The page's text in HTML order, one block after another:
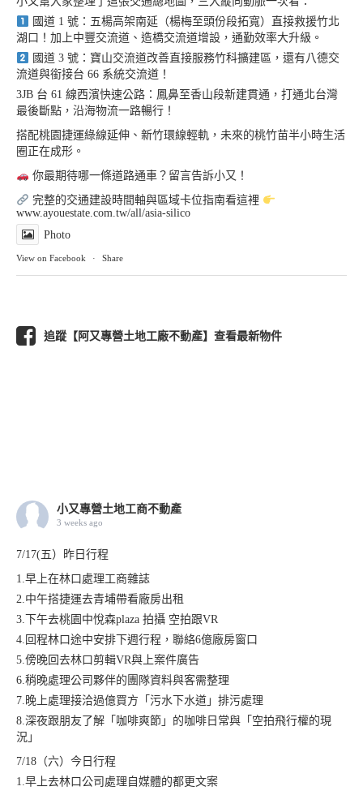
國道 1 號：五楊高架南延（楊梅至頭份段拓寬）直接救援竹北
湖口！加上中豐交流道、造橋交流道增設，通勤效率大升級。
國道 3 號：寶山交流道改善直接服務竹科擴建區，還有八德交
流道與銜接台 66 系統交流道！
3JB 台 61 線西濱快速公路：鳳鼻至香山段新建貫通，打通北台灣
最後斷點，沿海物流一路暢行！
搭配桃園捷運綠線延伸、新竹環線輕軌，未來的桃竹苗半小時生活
圈正在成形。
你最期待哪一條道路通車？留言告訴小又！
完整的交通建設時間軸與區域卡位指南看這裡
www.ayouestate.com.tw/all/asia-silico
Photo
View on Facebook · Share
追蹤【阿又專營土地工廠不動產】查看最新物件
小又專營土地工商不動產
3 weeks ago
7/17(五）昨日行程
1.早上在林口處理工商雜誌
2.中午搭捷運去青埔帶看廠房出租
3.下午去桃園中悅森plaza 拍攝 空拍跟VR
4.回程林口途中安排下週行程，聯絡6億廠房窗口
5.傍晚回去林口剪輯VR與上案件廣告
6.稍晚處理公司夥伴的團隊資料與客需整理
7.晚上處理接洽過億買方「污水下水道」排污處理
8.深夜跟朋友了解「咖啡爽節」的咖啡日常與「空拍飛行權的現
況」
7/18（六）今日行程
1.早上去林口公司處理自媒體的都更文案